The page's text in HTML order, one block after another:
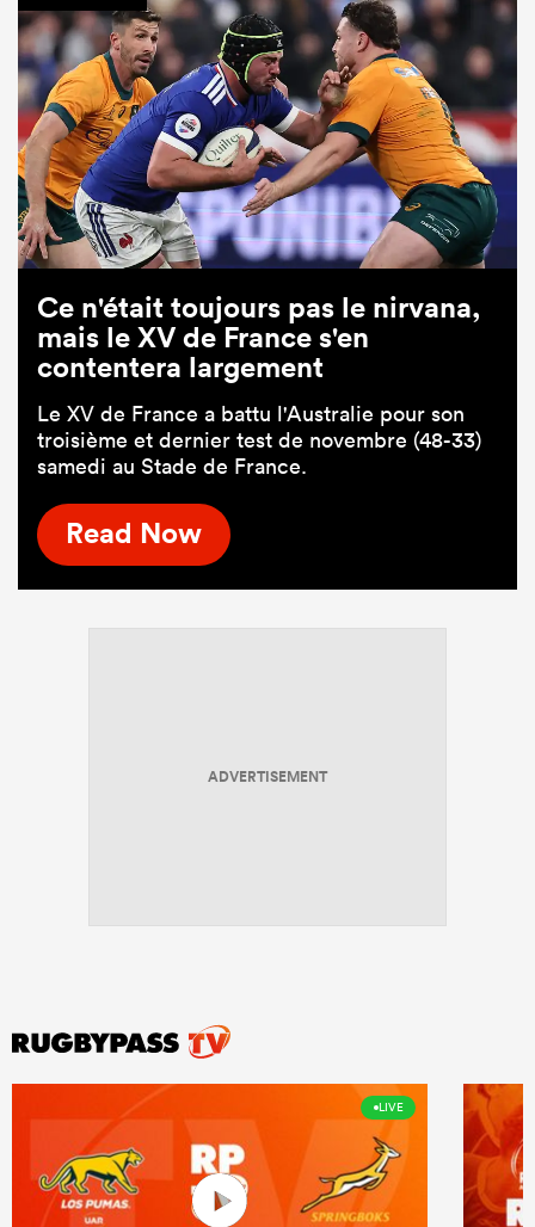
Ce n'était toujours pas le nirvana,
mais le XV de France s'en
contentera largement
Le XV de France a battu l'Australie pour son
troisième et dernier test de novembre (48-33)
samedi au Stade de France.
Read Now
ADVERTISEMENT
LIVE